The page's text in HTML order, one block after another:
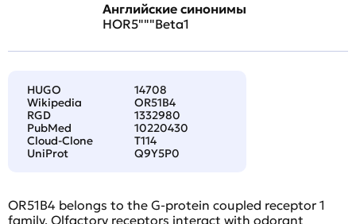
Английские синонимы
HOR5"""Beta1
HUGO
14708
Wikipedia
OR51B4
RGD
1332980
PubMed
10220430
Cloud-Clone
T114
UniProt
Q9Y5P0
OR51B4 belongs to the G-protein coupled receptor 1
family. Olfactory receptors interact with odorant